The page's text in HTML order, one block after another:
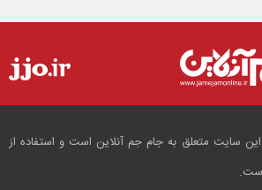
سایت متعلق به جام جم آنلاین است و استفاده از